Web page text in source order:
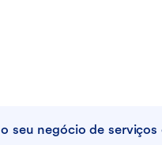
seu negócio de serviços